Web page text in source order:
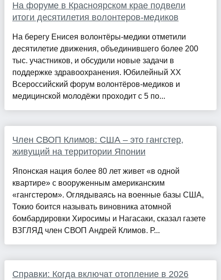
На форуме в Красноярском крае подвели
итоги десятилетия волонтеров-медиков
На берегу Енисея волонтёры-медики отметили
десятилетие движения, объединившего более 200
тыс. участников, и обсудили новые задачи в
поддержке здравоохранения. Юбилейный ХХ
Всероссийский форум волонтёров-медиков и
медицинской молодёжи проходит с 5 по...
Член СВОП Климов: США – это гангстер,
живущий на территории Японии
Японская нация более 80 лет живет «в одной
квартире» с вооруженным американским
«гангстером». Оглядываясь на военные базы США,
Токио боится называть виновника атомной
бомбардировки Хиросимы и Нагасаки, сказал газете
ВЗГЛЯД член СВОП Андрей Климов. Р...
Справки: Когда включат отопление в 2026